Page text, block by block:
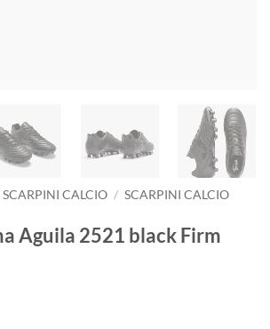
SCARPINI CALCIO / SCARPINI CALCIO
Aguila 2521 black Firm